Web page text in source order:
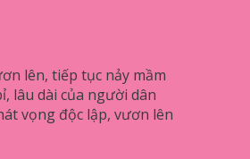
lên, tiếp tục nảy mầm
lâu dài của người dân
vọng độc lập, vươn lên